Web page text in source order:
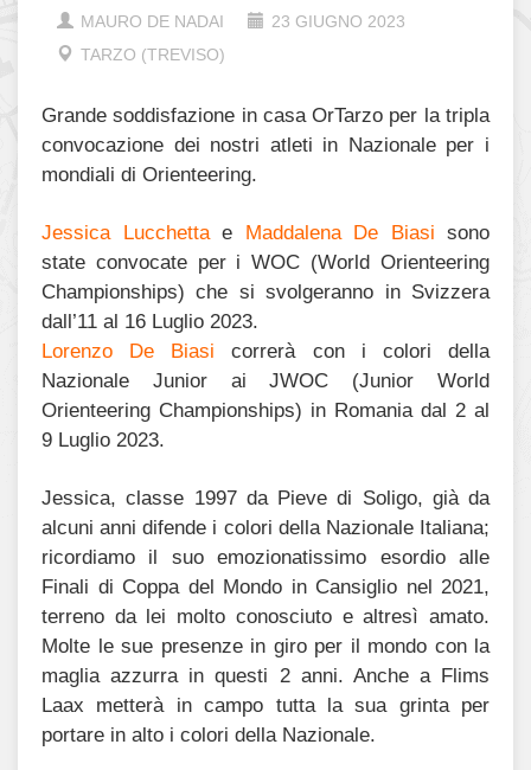
MAURO DE NADAI
23 GIUGNO 2023
TARZO (TREVISO)
Grande soddisfazione in casa OrTarzo per la tripla
convocazione dei nostri atleti in Nazionale per i
mondiali di Orienteering.
Jessica Lucchettae Maddalena De Biasi sono
state convocate per i WOC (World Orienteering
Championships) che si svolgeranno in Svizzera
dall’11 al 16 Luglio 2023.
Lorenzo De Biasi correrà con i colori della
Nazionale Junior ai JWOC (Junior World
Orienteering Championships) in Romania dal 2 al
9 Luglio 2023.
Jessica, classe 1997 da Pieve di Soligo, già da
alcuni anni difende i colori della Nazionale Italiana;
ricordiamo il suo emozionatissimo esordio alle
Finali di Coppa del Mondo in Cansiglio nel 2021,
terreno da lei molto conosciuto e altresì amato.
Molte le sue presenze in giro per il mondo con la
maglia azzurra in questi 2 anni. Anche a Flims
Laax metterà in campo tutta la sua grinta per
portare in alto i colori della Nazionale.